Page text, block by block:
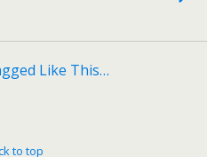
Like This…
to top